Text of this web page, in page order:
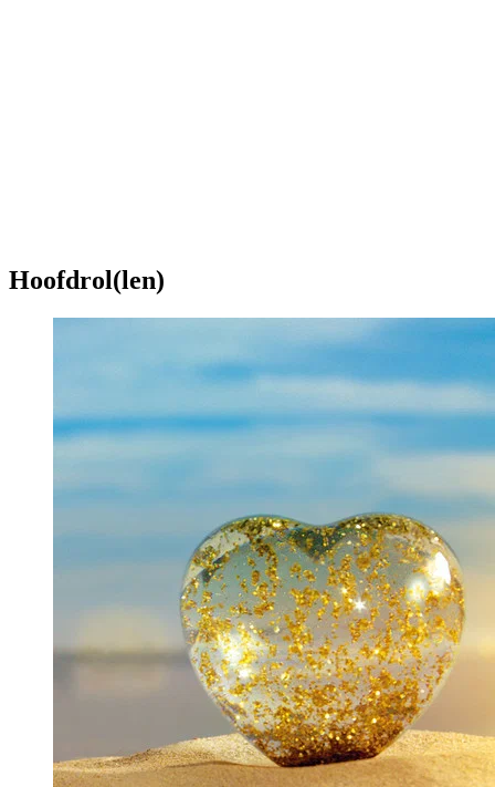
Hoofdrol(len)